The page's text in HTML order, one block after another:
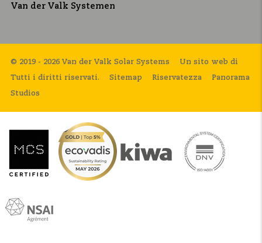
Van der Valk Systemen
© 2019 - 2026 Van der Valk Solar Systems
Tutti i diritti riservati. Sitemap Riservatezza
Un sito web di
Panorama
Studios